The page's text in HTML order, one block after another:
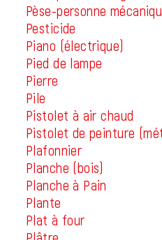
Pèse-personne
Pesticide
Piano (électrique)
Pied de lampe
Pierre
Pile
Pistolet à air chaud
Pistolet de peinture
Plafonnier
Planche (bois)
Planche à Pain
Plante
Plat à four